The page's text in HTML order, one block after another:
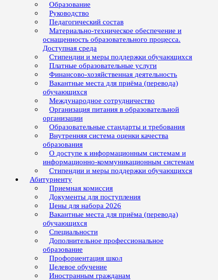
Образование
Руководство
Педагогический состав
Материально-техническое обеспечение и
оснащенность образовательного процесса.
Доступная среда
Стипендии и меры поддержки обучающихся
Платные образовательные услуги
Финансово-хозяйственная деятельность
Вакантные места для приёма (перевода)
обучающихся
Международное сотрудничество
Организация питания в образовательной
организации
Образовательные стандарты и требования
Внутренняя система оценки качества
образования
О доступе к информационным системам и
информационно-коммуникационным системам
Стипендии и меры поддержки обучающихся
Абитуриенту
Приемная комиссия
Документы для поступления
Цены для набора 2026
Вакантные места для приёма (перевода)
обучающихся
Специальности
Дополнительное профессиональное
образование
Профориентация школ
Целевое обучение
Иностранным гражданам